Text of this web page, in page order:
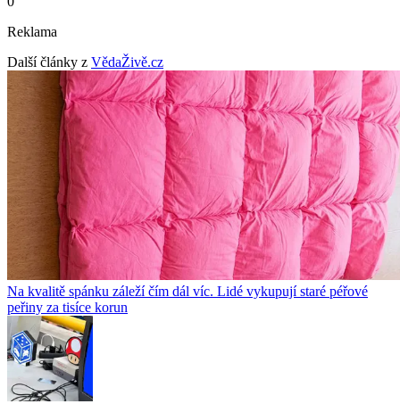
Reklama
Další články z VědaŽivě.cz
Na kvalitě spánku záleží čím dál víc. Lidé vykupují staré péřové
peřiny za tisíce korun